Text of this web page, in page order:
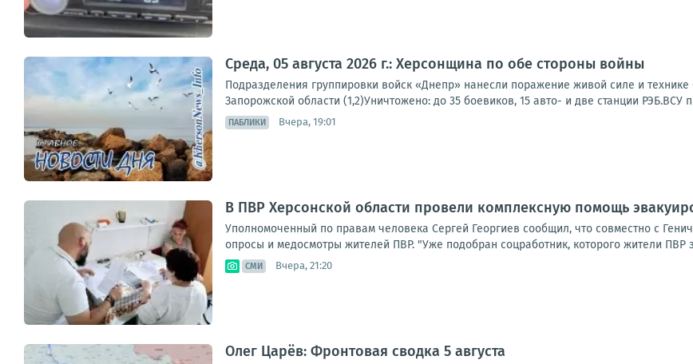
Среда, 05 августа 2026 г.: Херсонщина по обе стороны войны
Подразделения группировки войск «Днепр» нанесли поражение живой силе и
Запорожской области (1,2)Уничтожено: до 35 боевиков, 15 авто- и две станции РЭБ.ВСУ
ПАБЛИКИ Вчера, 19:01
В ПВР Херсонской области провели комплексную помощь
Уполномоченный по правам человека Сергей Георгиев сообщил, что совместно с
опросы и медосмотры жителей ПВР. "Уже подобран соцработник, которого жители ПВР
СМИ Вчера, 21:20
Олег Царёв: Фронтовая сводка 5 августа